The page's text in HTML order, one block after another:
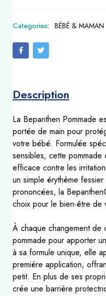
Categories: BÉBÉ & MAMAN
Description
La Bepanthen Pommade
portée de main pour
votre bébé. Formulée
sensibles, cette
efficace contre les
un simple érythème
prononcées, la
choix pour le bien-être de
À chaque changement de
pommade pour apporter
à sa formule unique, elle
première application,
petit. En plus de ses
crée une barrière